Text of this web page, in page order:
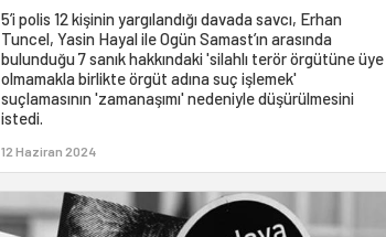
5’i polis 12 kişinin yargılandığı davada savcı, Erhan
Tuncel, Yasin Hayal ile Ogün Samast’ın arasında
bulunduğu 7 sanık hakkındaki 'silahlı terör örgütüne üye
olmamakla birlikte örgüt adına suç işlemek'
suçlamasının 'zamanaşımı' nedeniyle düşürülmesini
istedi.
12 Haziran 2024